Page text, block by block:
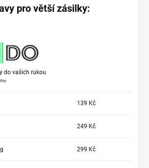
pro větší zásilky:
do vašich rukou
139 Kč
249 Kč
299 Kč